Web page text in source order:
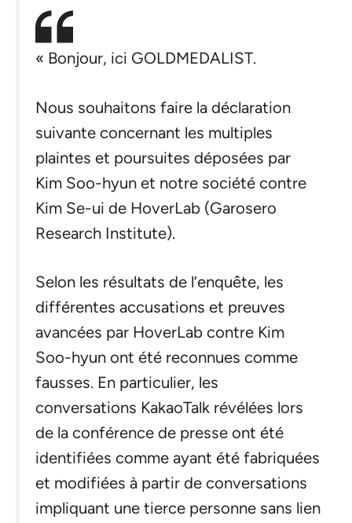
« Bonjour, ici GOLDMEDALIST.
Nous souhaitons faire la déclaration
suivante concernant les multiples
plaintes et poursuites déposées par
Kim Soo-hyun et notre société contre
Kim Se-ui de HoverLab (Garosero
Research Institute).
Selon les résultats de l’enquête, les
différentes accusations et preuves
avancées par HoverLab contre Kim
Soo-hyun ont été reconnues comme
fausses. En particulier, les
conversations KakaoTalk révélées lors
de la conférence de presse ont été
identifiées comme ayant été fabriquées
et modifiées à partir de conversations
impliquant une tierce personne sans lien